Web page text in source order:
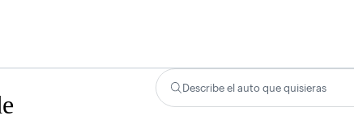
Describe el auto que quisieras